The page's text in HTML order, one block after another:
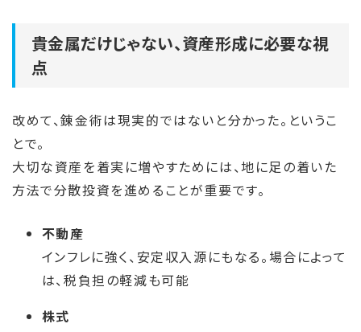
貴金属だけじゃない、資産形成に必要な視
点
改めて、錬金術は現実的ではないと分かった。というこ
とで。
大切な資産を着実に増やすためには、地に足の着いた
方法で分散投資を進めることが重要です。
不動産
インフレに強く、安定収入源にもなる。場合によって
は、税負担の軽減も可能
株式